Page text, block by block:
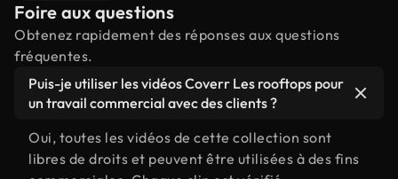
Foire aux questions
Obtenez rapidement des réponses aux questions
fréquentes.
Puis-je utiliser les vidéos Coverr Les rooftops pour
un travail commercial avec des clients ?
Oui, toutes les vidéos de cette collection sont
libres de droits et peuvent être utilisées à des fins